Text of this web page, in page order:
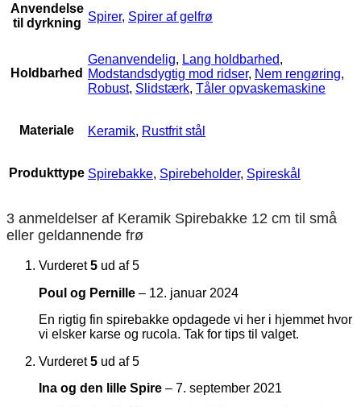
Anvendelse
til dyrkning Spirer, Spirer af gelfrø
Holdbarhed
Genanvendelig, Lang holdbarhed,
Modstandsdygtig mod ridser, Nem rengøring,
Robust, Slidstærk, Tåler opvaskemaskine
Materiale Keramik, Rustfrit stål
Produkttype Spirebakke, Spirebeholder, Spireskål
3 anmeldelser af Keramik Spirebakke 12 cm til små
eller geldannende frø
Vurderet5 ud af 5
Poul og Pernille – 12. januar 2024
En rigtig fin spirebakke opdagede vi her i hjemmet hvor
vi elsker karse og rucola. Tak for tips til valget.
Vurderet5 ud af 5
Ina og den lille Spire – 7. september 2021